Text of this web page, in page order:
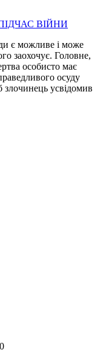
ВІЙНИ
є можливе і може
заохочує. Головне,
особисто має
осуду
усвідомив